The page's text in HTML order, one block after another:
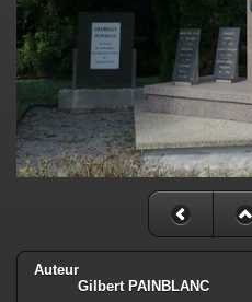
Auteur
Gilbert PAINBLANC